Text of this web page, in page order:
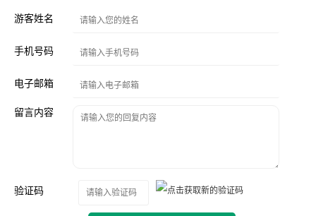
游客姓名
手机号码
电子邮箱
留言内容
验证码